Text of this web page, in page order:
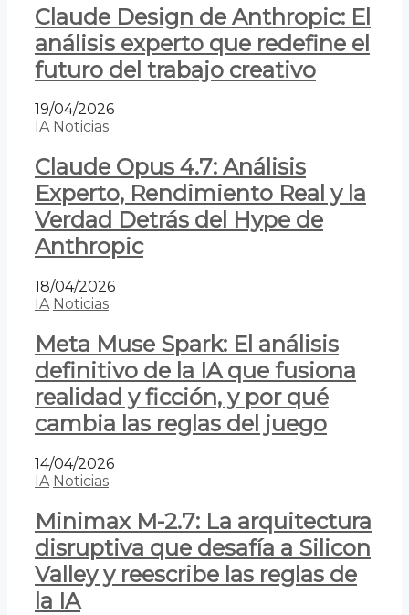
Claude Design de Anthropic: El
análisis experto que redefine el
futuro del trabajo creativo
19/04/2026
IA Noticias
Claude Opus 4.7: Análisis
Experto, Rendimiento Real y la
Verdad Detrás del Hype de
Anthropic
18/04/2026
IA Noticias
Meta Muse Spark: El análisis
definitivo de la IA que fusiona
realidad y ficción, y por qué
cambia las reglas del juego
14/04/2026
IA Noticias
Minimax M-2.7: La arquitectura
disruptiva que desafía a Silicon
Valley y reescribe las reglas de
la IA